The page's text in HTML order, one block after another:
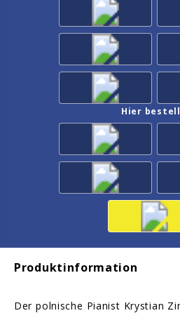
Hier
Produktinformation
Der polnische Pianist Krystian